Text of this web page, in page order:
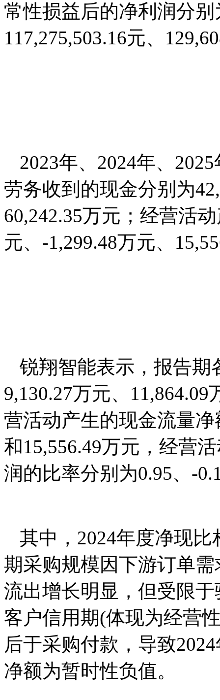
常性损益后的净利润分别
117,275,503.16元、
2023年、2024年、
劳务收到的现金分别为
60,242.35万元；经营活
元、-1,299.48万元、
锐翔智能表示，报告期
9,130.27万元、
营活动产生的现金流量净
和15,556.49万元，经营
润的比率分别为0.95、-
其中，2024年度净现
期采购规模因下游订单
流出增长明显，但受限
客户信用期(体现为经营
后于采购付款，导致
净额为暂时性负值。